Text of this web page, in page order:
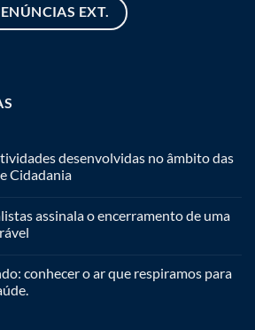
EXT.
desenvolvidas no âmbito das
Cidadania
assinala o encerramento de uma
conhecer o ar que respiramos para